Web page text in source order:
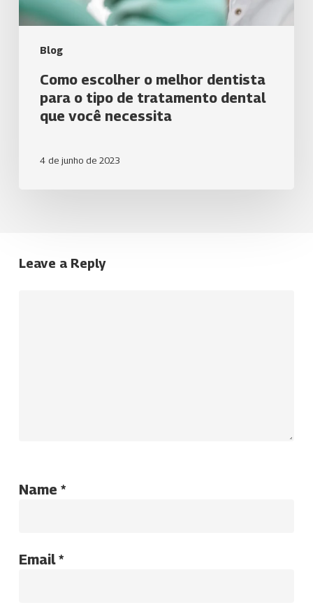
Blog
tratamento
que
você
necessita
Como escolher o melhor dentista
para o tipo de tratamento dental
que você necessita
4 de junho de 2023
Leave a Reply
Name *
Email*